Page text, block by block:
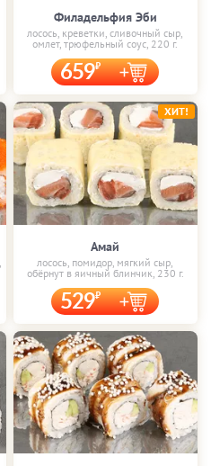
Филадельфия Эби
лосось, креветки, сливочный сыр,
омлет, трюфельный соус, 220 г.
659
Амай
лосось, помидор, мягкий сыр,
обёрнут в яичный блинчик, 230 г.
529
ХИТ!